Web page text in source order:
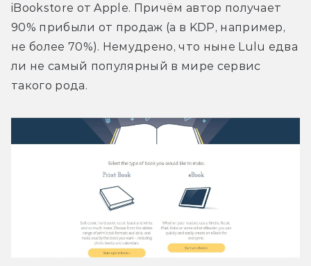
iBookstore от Apple. Причём автор получает
90% прибыли от продаж (а в KDP, например,
не более 70%). Немудрено, что ныне Lulu едва
ли не самый популярный в мире сервис
такого рода.